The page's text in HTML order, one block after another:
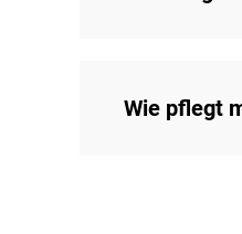
Wie pflegt